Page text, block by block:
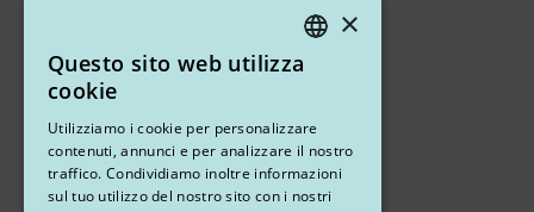
Altri studi
STUDIO MARIANETTI MED
via Sandro Pertini 26, 67051 Avezzano (AQ)
×
Questo sito web utilizza
cookie
Utilizziamo i cookie per personalizzare
contenuti, annunci e per analizzare il nostro
traffico. Condividiamo inoltre informazioni
sul tuo utilizzo del nostro sito con i nostri